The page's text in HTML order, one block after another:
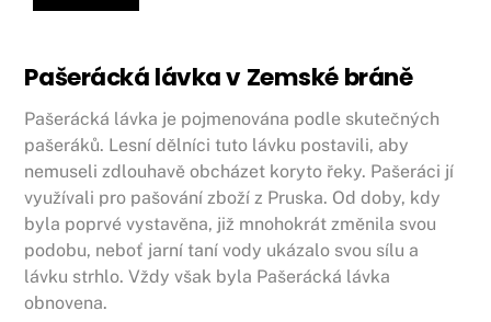
Pašerácká lávka v Zemské bráně
Pašerácká lávka je pojmenována podle skutečných
pašeráků. Lesní dělníci tuto lávku postavili, aby
nemuseli zdlouhavě obcházet koryto řeky. Pašeráci jí
využívali pro pašování zboží z Pruska. Od doby, kdy
byla poprvé vystavěna, již mnohokrát změnila svou
podobu, neboť jarní taní vody ukázalo svou sílu a
lávku strhlo. Vždy však byla Pašerácká lávka
obnovena.